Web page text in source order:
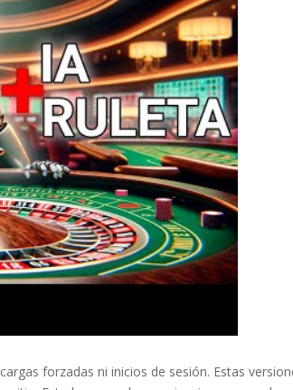
forzadas ni inicios de sesión. Estas